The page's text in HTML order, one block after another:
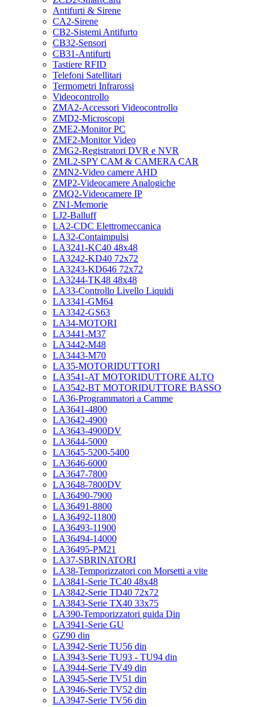
Antifurti & Sirene
CA2-Sirene
CB2-Sistemi Antifurto
CB32-Sensori
CB31-Antifurti
Tastiere RFID
Telefoni Satellitari
Termometri Infrarossi
Videocontrollo
ZMA2-Accessori Videocontrollo
ZMD2-Microscopi
ZME2-Monitor PC
ZMF2-Monitor Video
ZMG2-Registratori DVR e NVR
ZML2-SPY CAM & CAMERA CAR
ZMN2-Video camere AHD
ZMP2-Videocamere Analogiche
ZMQ2-Videocamere IP
ZN1-Memorie
LJ2-Balluff
LA2-CDC Elettromeccanica
LA32-Contaimpulsi
LA3241-KC40 48x48
LA3242-KD40 72x72
LA3243-KD646 72x72
LA3244-TK48 48x48
LA33-Controllo Livello Liquidi
LA3341-GM64
LA3342-GS63
LA34-MOTORI
LA3441-M37
LA3442-M48
LA3443-M70
LA35-MOTORIDUTTORI
LA3541-AT MOTORIDUTTORE ALTO
LA3542-BT MOTORIDUTTORE BASSO
LA36-Programmatori a Camme
LA3641-4800
LA3642-4900
LA3643-4900DV
LA3644-5000
LA3645-5200-5400
LA3646-6000
LA3647-7800
LA3648-7800DV
LA36490-7900
LA36491-8800
LA36492-11800
LA36493-11900
LA36494-14000
LA36495-PM21
LA37-SBRINATORI
LA38-Temporizzatori con Morsetti a vite
LA3841-Serie TC40 48x48
LA3842-Serie TD40 72x72
LA3843-Serie TX40 33x75
LA390-Temporizzatori guida Din
LA3941-Serie GU
GZ90 din
LA3942-Serie TU56 din
LA3943-Serie TU93 - TU94 din
LA3944-Serie TV49 din
LA3945-Serie TV51 din
LA3946-Serie TV52 din
LA3947-Serie TV56 din